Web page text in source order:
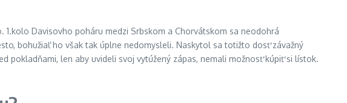
Davisovho poháru medzi Srbskom a Chorvátskom sa neodohrá
bohužiaľ ho však tak úplne nedomysleli. Naskytol sa totižto dosť závažný
len aby uvideli svoj vytúžený zápas, nemali možnosť kúpiť si lístok.